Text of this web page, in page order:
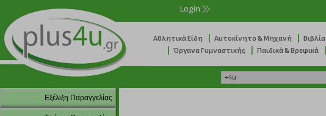
Login
Αθλητικά Είδη Αυτοκίνητο & Μηχανή Βιβλία
Όργανα Γυμναστικής Παιδικά & Βρεφικά
Εξέλιξη Παραγγελίας